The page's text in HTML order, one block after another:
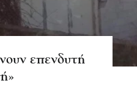
επενδυτή